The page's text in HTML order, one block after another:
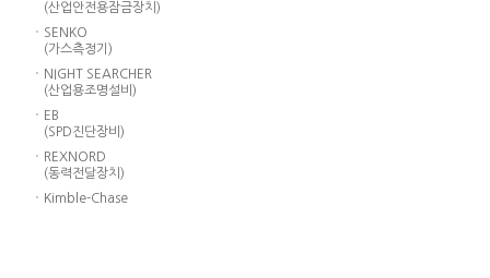
(산업안전용잠금장치)
SENKO
(가스측정기)
NIGHT SEARCHER
(산업용조명설비)
EB
(SPD진단장비)
REXNORD
(동력전달장치)
Kimble-Chase